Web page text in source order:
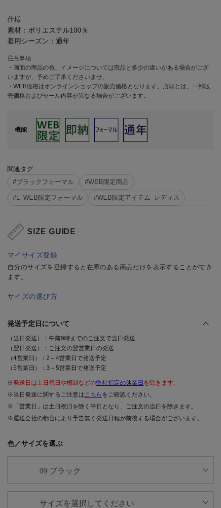
仕様
素材： ポリエステル100％
着用シーズン： 通年
注意事項
・画面の商品の色、イメージについては現品と多少の違いがある場合がござ
いますが、予めご了承くださいませ。
・WEB価格はオンラインショップの販売価格となります。店頭とは、一部販
売価格およびセール内容が異なる場合がございます。
機能
関連タグ
#ブラックフォーマル
#WEB限定商品
#L_WEB限定フォーマル #WEB限定アイテム_レディス
SIZE GUIDE
マイサイズ登録
自分のサイズを登録すると在庫のある商品だけを表示することができ
ます。
サイズの選び方
発送予定日について
（当日発送）：午前9時までのご注文で当日発送
（翌日発送）：ご注文の翌営業日の発送
（4営業日）：2～4営業日で発送予定
（5営業日）：3～5営業日で発送予定
※発送日は土日祝日や棚卸などの弊社指定の休業日 を除きます。
※当日発送に関するご注意はこちら をご確認ください。
※「営業日」は土日祝日を除く平日となり、ご注文の当日を除きます。
※運送会社の都合により予告無く発送日程が前後する場合がございます。
色／サイズを選ぶ